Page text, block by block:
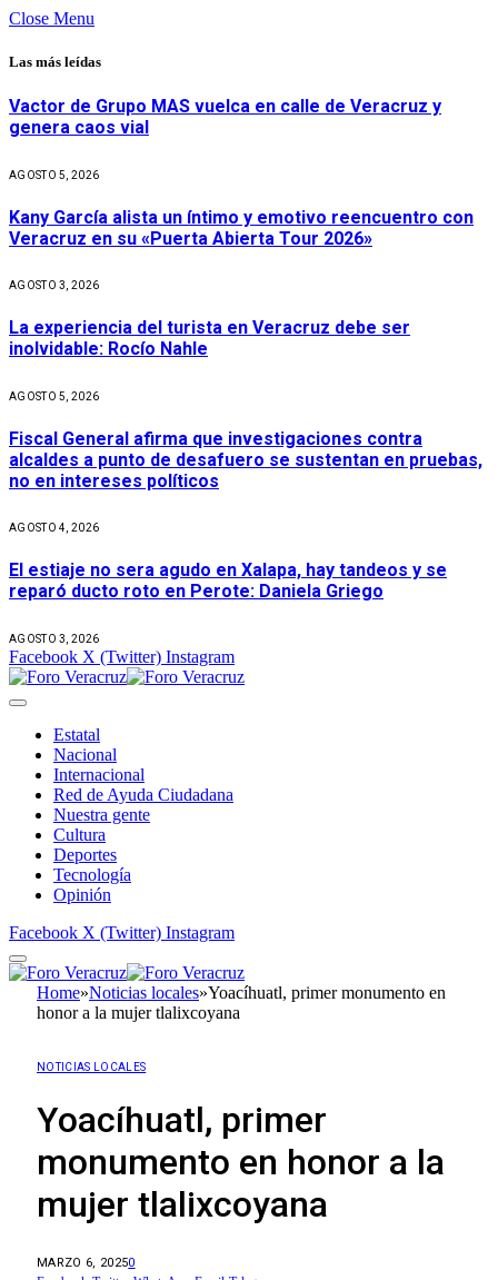
Close Menu
Las más leídas
Vactor de Grupo MAS vuelca en calle de Veracruz y
genera caos vial
AGOSTO 5, 2026
Kany García alista un íntimo y emotivo reencuentro con
Veracruz en su «Puerta Abierta Tour 2026»
AGOSTO 3, 2026
La experiencia del turista en Veracruz debe ser
inolvidable: Rocío Nahle
AGOSTO 5, 2026
Fiscal General afirma que investigaciones contra
alcaldes a punto de desafuero se sustentan en pruebas,
no en intereses políticos
AGOSTO 4, 2026
El estiaje no sera agudo en Xalapa, hay tandeos y se
reparó ducto roto en Perote: Daniela Griego
AGOSTO 3, 2026
Facebook X (Twitter) Instagram
Estatal
Nacional
Internacional
Red de Ayuda Ciudadana
Nuestra gente
Cultura
Deportes
Tecnología
Opinión
Facebook X (Twitter) Instagram
Home»Noticias locales»Yoacíhuatl, primer monumento en
honor a la mujer tlalixcoyana
NOTICIAS LOCALES
Yoacíhuatl, primer
monumento en honor a la
mujer tlalixcoyana
MARZO 6, 20250